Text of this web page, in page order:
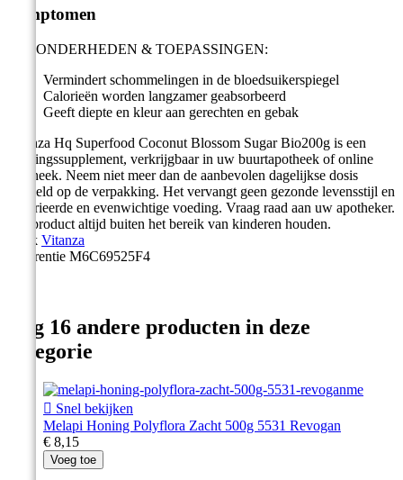
Symptomen
BIJZONDERHEDEN & TOEPASSINGEN:
Vermindert schommelingen in de bloedsuikerspiegel
Calorieën worden langzamer geabsorbeerd
Geeft diepte en kleur aan gerechten en gebak
Vitanza Hq Superfood Coconut Blossom Sugar Bio200g is een
voedingssupplement, verkrijgbaar in uw buurtapotheek of online
apotheek. Neem niet meer dan de aanbevolen dagelijkse dosis
vermeld op de verpakking. Het vervangt geen gezonde levensstijl en
gevarieerde en evenwichtige voeding. Vraag raad aan uw apotheker.
Het product altijd buiten het bereik van kinderen houden.
Merk Vitanza
Referentie M6C69525F4
Nog 16 andere producten in deze
categorie
 Snel bekijken
Melapi Honing Polyflora Zacht 500g 5531 Revogan
€ 8,15
Voeg toe